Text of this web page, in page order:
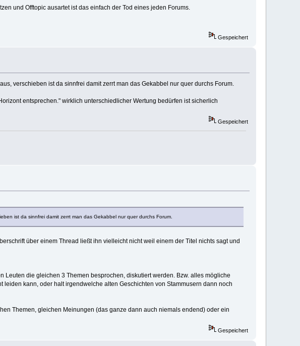
und Offtopic ausartet ist das einfach der Tod eines jeden Forums.
Gespeichert
verschieben ist da sinnfrei damit zerrt man das Gekabbel nur quer durchs Forum.
entsprechen." wirklich unterschiedlicher Wertung bedürfen ist sicherlich
Gespeichert
ist da sinnfrei damit zerrt man das Gekabbel nur quer durchs Forum.
über einem Thread ließt ihn vielleicht nicht weil einem der Titel nichts sagt und
die gleichen 3 Themen besprochen, diskutiert werden. Bzw. alles mögliche
kann, oder halt irgendwelche alten Geschichten von Stammusern dann noch
Themen, gleichen Meinungen (das ganze dann auch niemals endend) oder ein
Gespeichert